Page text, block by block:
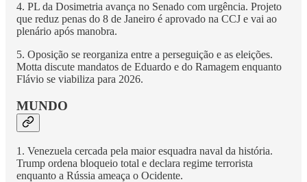
4. PL da Dosimetria avança no Senado com urgência. Projeto
que reduz penas do 8 de Janeiro é aprovado na CCJ e vai ao
plenário após manobra.
5. Oposição se reorganiza entre a perseguição e as eleições.
Motta discute mandatos de Eduardo e do Ramagem enquanto
Flávio se viabiliza para 2026.
MUNDO
1. Venezuela cercada pela maior esquadra naval da história.
Trump ordena bloqueio total e declara regime terrorista
enquanto a Rússia ameaça o Ocidente.